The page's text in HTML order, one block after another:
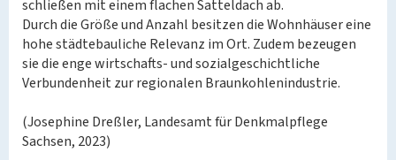
schließen mit einem flachen Satteldach ab.
Durch die Größe und Anzahl besitzen die Wohnhäuser eine
hohe städtebauliche Relevanz im Ort. Zudem bezeugen
sie die enge wirtschafts- und sozialgeschichtliche
Verbundenheit zur regionalen Braunkohlenindustrie.
(Josephine Dreßler, Landesamt für Denkmalpflege
Sachsen, 2023)